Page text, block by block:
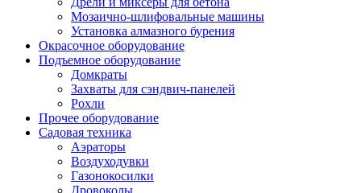
Мозаично-шлифовальные машины
Установка алмазного бурения
Окрасочное оборудование
Подъемное оборудование
Домкраты
Захваты для сэндвич-панелей
Рохли
Прочее оборудование
Садовая техника
Аэраторы
Воздуходувки
Газонокосилки
Дровоколы